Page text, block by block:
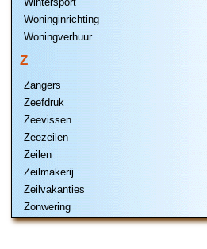
Woninginrichting
Woningverhuur
Z
Zangers
Zeefdruk
Zeevissen
Zeezeilen
Zeilen
Zeilmakerij
Zeilvakanties
Zonwering